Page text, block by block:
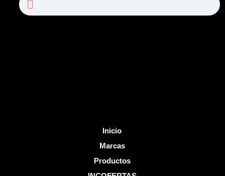
b
u
Inicio
Marcas
Productos